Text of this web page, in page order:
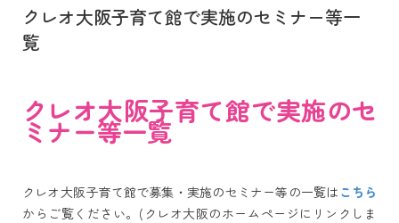
クレオ大阪子育て館で実施のセミナー等一
覧
クレオ大阪子育て館で実施のセ
ミナー等一覧
クレオ大阪子育て館で募集・実施のセミナー等の一覧は こちら
からご覧ください。(クレオ大阪のホームページにリンクしま